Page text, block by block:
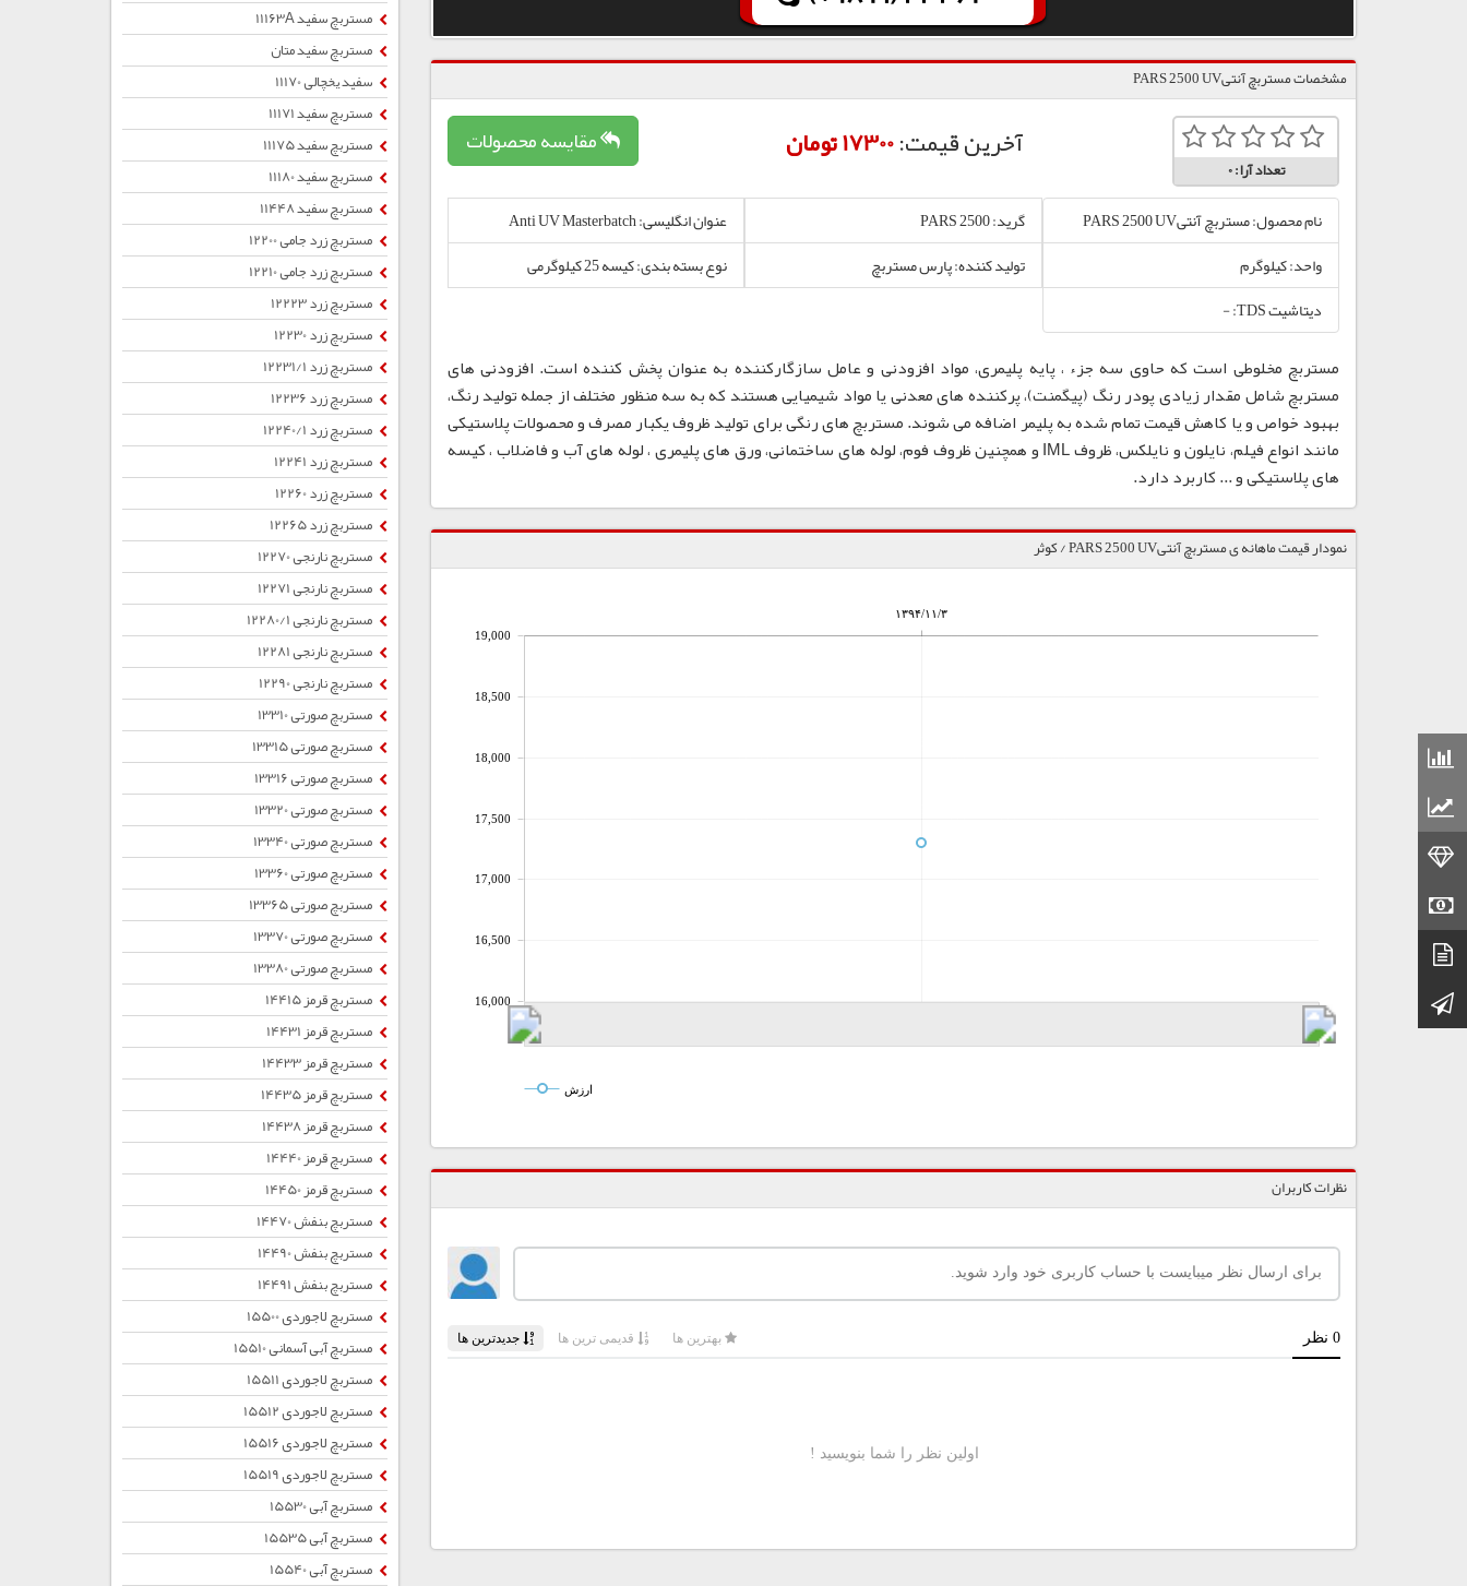
کانال تلگرام
مشخصات مستربچ آنتیPARS 2500 UV
تعداد آرا:0
مقایسه محصولات آخرین قیمت:17300 تومان
نام محصول: مستربچ آنتیPARS 2500 UV گرید: PARS 2500
عنوان انگلیسی: Anti UV Masterbatch
واحد: کیلوگرم
تولید کننده: پارس مستربچ
نوع بسته بندی: کیسه 25 کیلوگرمی
دیتاشیت TDS: -
مستربچ مخلوطی است که حاوی سه جزء ، پایه پلیمری، مواد افزودنی و عامل سازگارکننده به عنوان پخش کننده است. افزودنی های
مستربچ شامل مقدار زیادی پودر رنگ (پیگمنت)، پرکننده های معدنی یا مواد شیمیایی هستند که به سه منظور مختلف از جمله تولید رنگ،
بهبود خواص و یا کاهش قیمت تمام شده به پلیمر اضافه می شوند. مستربچ های رنگی برای تولید ظروف یکبار مصرف و محصولات پلاستیکی
مانند انواع فیلم، نایلون و نایلکس، ظروف IML و همچنین ظروف فوم، لوله های ساختمانی، ورق های پلیمری ، لوله های آب و فاضلاب ، کیسه
های پلاستیکی و ... کاربرد دارد.
نمودار قیمت ماهانه ی مستربچ آنتیPARS 2500 UV / کوثر
۱۳۹۴/۱۱/۳
16,000
16,500
17,000
17,500
18,000
18,500
19,000
ارزش
نظرات کاربران
مستربچ سفید 11163A
مستربچ سفید متان
سفید یخچالی 11170
مستربچ سفید 11171
مستربچ سفید 11175
مستربچ سفید 11180
مستربچ سفید 11448
مستربچ زرد جامی 12200
مستربچ زرد جامی 12210
مستربچ زرد 12223
مستربچ زرد 12230
مستربچ زرد 12231/1
مستربچ زرد 12236
مستربچ زرد 12240/1
مستربچ زرد 12241
مستربچ زرد 12260
مستربچ زرد 12265
مستربچ نارنجی 12270
مستربچ نارنجی 12271
مستربچ نارنجی 12280/1
مستربچ نارنجی 12281
مستربچ نارنجی 12290
مستربچ صورتی 13310
مستربچ صورتی 13315
مستربچ صورتی 13316
مستربچ صورتی 13320
مستربچ صورتی 13340
مستربچ صورتی 13360
مستربچ صورتی 13365
مستربچ صورتی 13370
مستربچ صورتی 13380
مستربچ قرمز 14415
مستربچ قرمز 14431
مستربچ قرمز 14433
مستربچ قرمز 14435
مستربچ قرمز 14438
مستربچ قرمز 14440
مستربچ قرمز 14450
مستربچ بنفش 14470
مستربچ بنفش 14490
مستربچ بنفش 14491
مستربچ لاجوردی 15500
مستربچ آبی آسمانی 15510
مستربچ لاجوردی 15511
مستربچ لاجوردی 15512
مستربچ لاجوردی 15516
مستربچ لاجوردی 15519
مستربچ آبی 15530
مستربچ آبی 15535
مستربچ آبی 15540